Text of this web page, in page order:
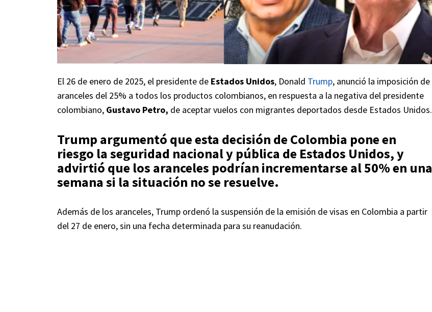
El 26 de enero de 2025, el presidente de Estados Unidos, Donald Trump, anunció la imposición de
aranceles del 25% a todos los productos colombianos, en respuesta a la negativa del presidente
colombiano, Gustavo Petro, de aceptar vuelos con migrantes deportados desde Estados Unidos.
Trump argumentó que esta decisión de Colombia pone en
riesgo la seguridad nacional y pública de Estados Unidos, y
advirtió que los aranceles podrían incrementarse al 50% en una
semana si la situación no se resuelve.
Además de los aranceles, Trump ordenó la suspensión de la emisión de visas en Colombia a partir
del 27 de enero, sin una fecha determinada para su reanudación.